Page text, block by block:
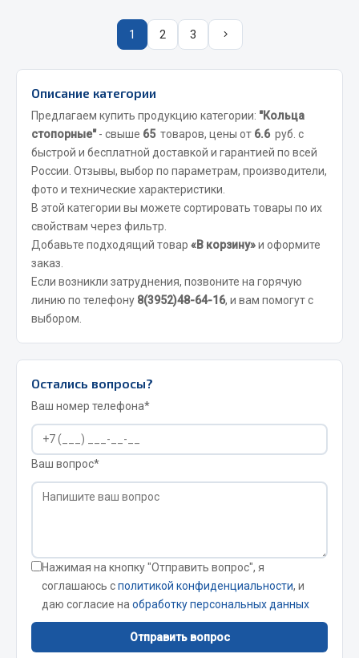
Система охлаждения
Тормозная система
Электрооборудование
Показать ещё
Весь раздел
Фильтры
JSB
Mann-filter
Vic
Цитрон
Фильтры DONALDSON
Показать ещё
Весь раздел
Газосварка
Маски, краги сварщика
Сварочное оборудование
Сварочные материалы
1 2 3
Описание категории
Предлагаем купить продукцию категории: "Кольца
стопорные"- свыше 65 товаров, цены от 6.6 руб. с
быстрой и бесплатной доставкой и гарантией по всей
России. Отзывы, выбор по параметрам, производители,
фото и технические характеристики.
В этой категории вы можете сортировать товары по их
свойствам через фильтр.
Добавьте подходящий товар «В корзину»и оформите
заказ.
Если возникли затруднения, позвоните на горячую
линию по телефону 8(3952)48-64-16, и вам помогут с
выбором.
Остались вопросы?
Ваш номер телефона*
Ваш вопрос*
Нажимая на кнопку "Отправить вопрос", я
соглашаюсь сполитикой конфиденциальности, и
даю согласие на обработку персональных данных
Отправить вопрос